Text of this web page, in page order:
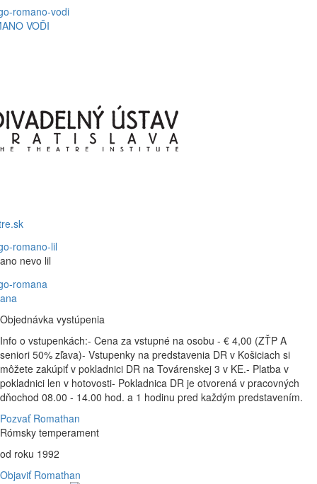
VOĎI
nevo lil
Objednávka vystúpenia
Info o vstupenkách:- Cena za vstupné na osobu - € 4,00 (ZŤP A
seniori 50% zľava)- Vstupenky na predstavenia DR v Košiciach si
môžete zakúpiť v pokladnici DR na Továrenskej 3 v KE.- Platba v
pokladnici len v hotovosti- Pokladnica DR je otvorená v pracovných
dňochod 08.00 - 14.00 hod. a 1 hodinu pred každým predstavením.
Pozvať Romathan
Rómsky temperament
od roku 1992
Objaviť Romathan